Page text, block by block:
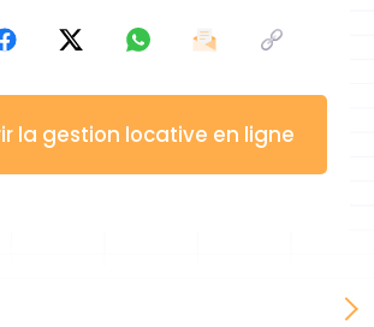
la gestion locative en ligne